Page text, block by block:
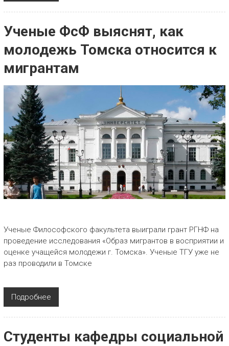
Ученые ФсФ выяснят, как
молодежь Томска относится к
мигрантам
Ученые Философского факультета выиграли грант РГНФ на
проведение исследования «Образ мигрантов в восприятии и
оценке учащейся молодежи г. Томска». Ученые ТГУ уже не
раз проводили в Томске
Подробнее
Студенты кафедры социальной